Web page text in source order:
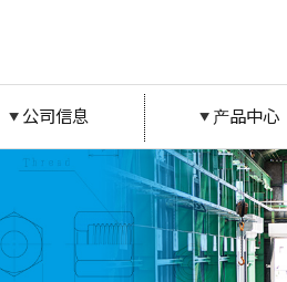
公司信息 产品中心